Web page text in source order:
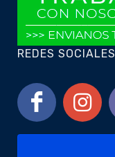
REDES SOCIALES